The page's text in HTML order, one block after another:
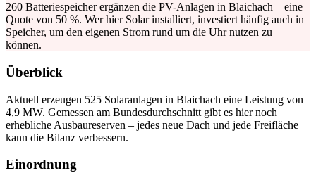
260 Batteriespeicher ergänzen die PV-Anlagen in Blaichach – eine
Quote von 50 %. Wer hier Solar installiert, investiert häufig auch in
Speicher, um den eigenen Strom rund um die Uhr nutzen zu
können.
Überblick
Aktuell erzeugen 525 Solaranlagen in Blaichach eine Leistung von
4,9 MW. Gemessen am Bundesdurchschnitt gibt es hier noch
erhebliche Ausbaureserven – jedes neue Dach und jede Freifläche
kann die Bilanz verbessern.
Einordnung